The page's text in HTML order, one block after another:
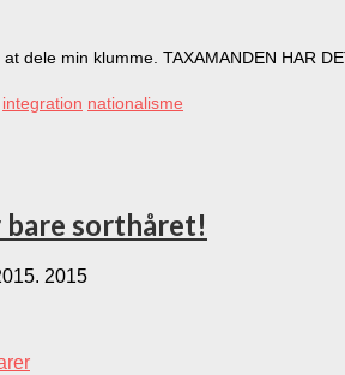
dele min klumme. TAXAMANDEN HAR
integration nationalisme
bare sorthåret!
2015